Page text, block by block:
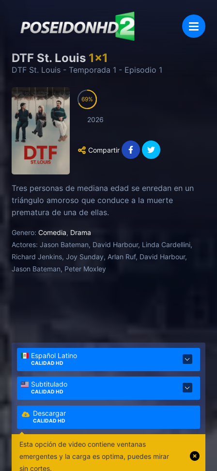
DTF St. Louis 1x1
DTF St. Louis - Temporada 1 - Episodio 1
69
2026
Compartir
Tres personas de mediana edad se enredan en un
triángulo amoroso que conduce a la muerte
prematura de una de ellas.
Genero: Comedia, Drama
Actores: Jason Bateman, David Harbour, Linda Cardellini,
Richard Jenkins, Joy Sunday, Arlan Ruf, David Harbour,
Jason Bateman, Peter Moxley
Español Latino
CALIDAD HD
Subtitulado
CALIDAD HD
Descargar
CALIDAD HD
Esta opción de video contiene ventanas
emergentes y la carga es optima, puedes mirar
sin cortes.